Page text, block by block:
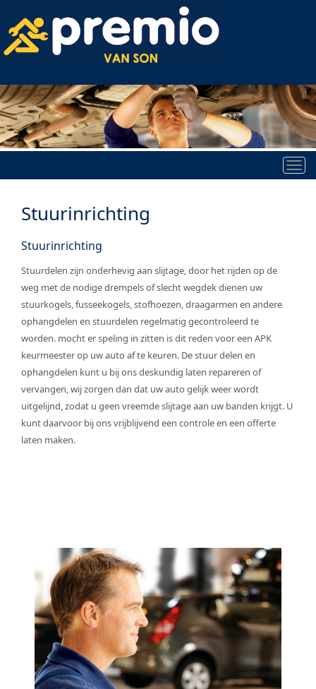
Stuurinrichting
Stuurinrichting
Stuurdelen zijn onderhevig aan slijtage, door het rijden op de
weg met de nodige drempels of slecht wegdek dienen uw
stuurkogels, fusseekogels, stofhoezen, draagarmen en andere
ophangdelen en stuurdelen regelmatig gecontroleerd te
worden. mocht er speling in zitten is dit reden voor een APK
keurmeester op uw auto af te keuren. De stuur delen en
ophangdelen kunt u bij ons deskundig laten repareren of
vervangen, wij zorgen dan dat uw auto gelijk weer wordt
uitgelijnd, zodat u geen vreemde slijtage aan uw banden krijgt. U
kunt daarvoor bij ons vrijblijvend een controle en een offerte
laten maken.